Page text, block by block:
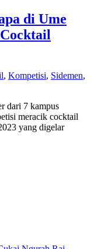
di Ume
, Kompetisi, Sidemen,
dari 7 kampus
meracik cocktail
yang digelar